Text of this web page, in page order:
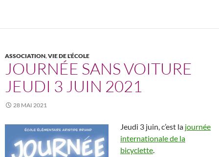
ASSOCIATION,VIE DE L'ÉCOLE
JOURNÉE SANS VOITURE
JEUDI 3 JUIN 2021
28 MAI 2021
Jeudi 3 juin, c’est la journée
internationale de la
bicyclette.